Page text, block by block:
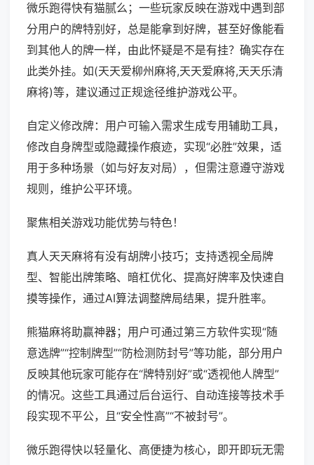
微乐跑得快有猫腻么；一些玩家反映在游戏中遇到部
分用户的牌特别好，总是能拿到好牌，甚至好像能看
到其他人的牌一样，由此怀疑是不是有挂？确实存在
此类外挂。如(天天爱柳州麻将,天天爱麻将,天天乐清
麻将)等，建议通过正规途径维护游戏公平。
自定义修改牌：用户可输入需求生成专用辅助工具，
修改自身牌型或隐藏操作痕迹，实现“必胜”效果，适
用于多种场景（如与好友对局），但需注意遵守游戏
规则，维护公平环境。
聚焦相关游戏功能优势与特色！
真人天天麻将有没有胡牌小技巧；支持透视全局牌
型、智能出牌策略、暗杠优化、提高好牌率及快速自
摸等操作，通过AI算法调整牌局结果，提升胜率。
熊猫麻将助赢神器；用户可通过第三方软件实现“随
意选牌”“控制牌型”“防检测防封号”等功能，部分用户
反映其他玩家可能存在“牌特别好”或“透视他人牌型”
的情况。这些工具通过后台运行、自动连接等技术手
段实现不平公，且“安全性高”“不被封号”。
微乐跑得快以轻量化、高便捷为核心，即开即玩无需